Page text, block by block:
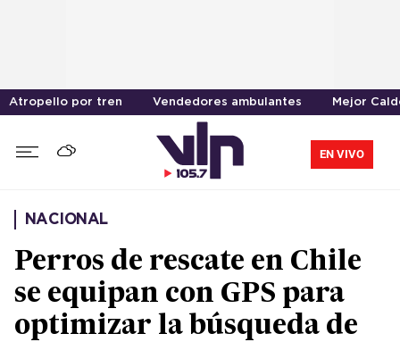
Atropello por tren Vendedores ambulantes Mejor
EN VIVO
NACIONAL
Perros de rescate en Chile
se equipan con GPS para
optimizar la búsqueda de